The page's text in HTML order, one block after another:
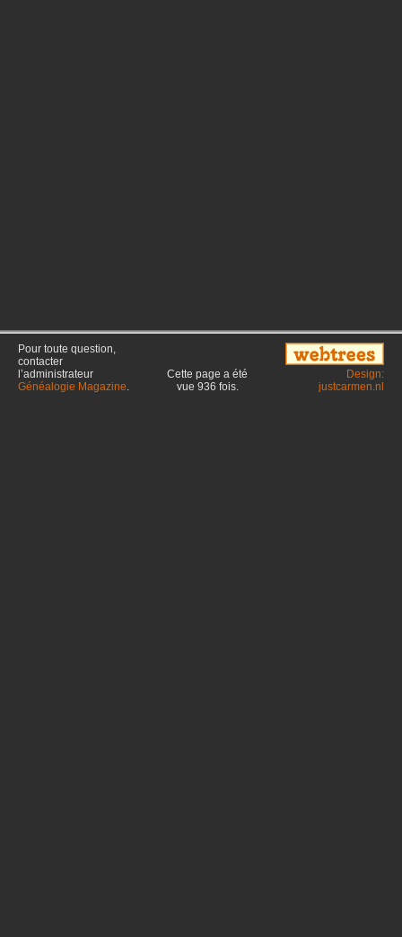
Pour toute question,
contacter
l’administrateur
Généalogie Magazine.
Cette page a été
vue 936 fois.
Design:
justcarmen.nl